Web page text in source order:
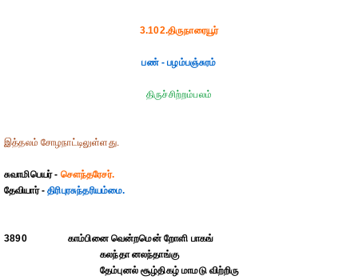
3.102.திருநாரையூர்
பண் - பழம்பஞ்சுரம்
திருச்சிற்றம்பலம்
இத்தலம் சோழநாட்டிலுள்ளது.
சுவாமிபெயர் - சௌந்தரேசர்.
தேவியார் -திரிபுரசுந்தரியம்மை.
3890
காம்பினை வென்றமென் றோளி பாகங்
கலந்தா னலந்தாங்கு
தேம்புனல் சூழ்திகழ் மாமடு விற்றிரு